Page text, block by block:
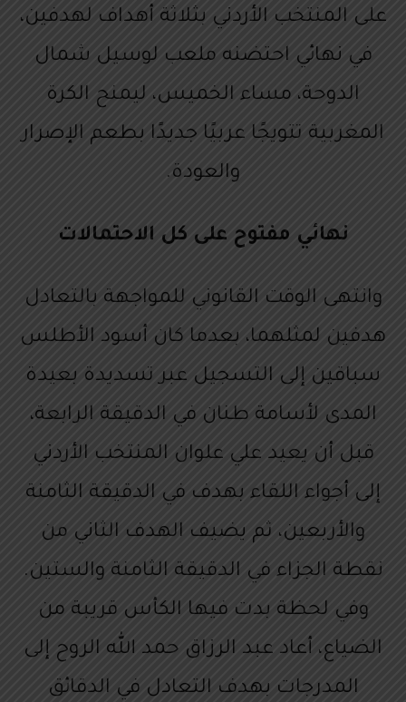
على المنتخب الأردني بثلاثة أهداف لهدفين،
في نهائي احتضنه ملعب لوسيل شمال
الدوحة، مساء الخميس، ليمنح الكرة
المغربية تتويجًا عربيًا جديدًا بطعم الإصرار
والعودة.
نهائي مفتوح على كل الاحتمالات
وانتهى الوقت القانوني للمواجهة بالتعادل
هدفين لمثلهما، بعدما كان أسود الأطلس
سباقين إلى التسجيل عبر تسديدة بعيدة
المدى لأسامة طنان في الدقيقة الرابعة،
قبل أن يعيد علي علوان المنتخب الأردني
إلى أجواء اللقاء بهدف في الدقيقة الثامنة
والأربعين، ثم يضيف الهدف الثاني من
نقطة الجزاء في الدقيقة الثامنة والستين.
وفي لحظة بدت فيها الكأس قريبة من
الضياع، أعاد عبد الرزاق حمد الله الروح إلى
المدرجات بهدف التعادل في الدقائق